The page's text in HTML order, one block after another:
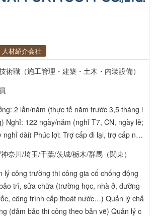
材紹介会社
術職（施工管理・建築・土木・内装設備）
2 lần/năm (thực tế năm trước 3,5 tháng l
lễ;
lợi: Trợ cấp đi lại, trợ cấp nhà
ty chi trả vé máy bay sang Nhật, hỗ trợ
年2回（昨年実績3.5ヶ月分）
日122日（土日祝休み・長期連休あり） 福
：通勤手当全額支給、住宅手当、資格手
上げ社宅制度、退職金、渡航費会社負担、
奈川/埼玉/千葉/茨城/栃木/群馬（関東）
lý công trường thi công gia cố chống động
trì, sửa chữa (trường học, nhà ở, đường
công trình cấp thoát nước…) Quản lý chấ
(đảm bảo thi công theo bản vẽ) Quản lý c